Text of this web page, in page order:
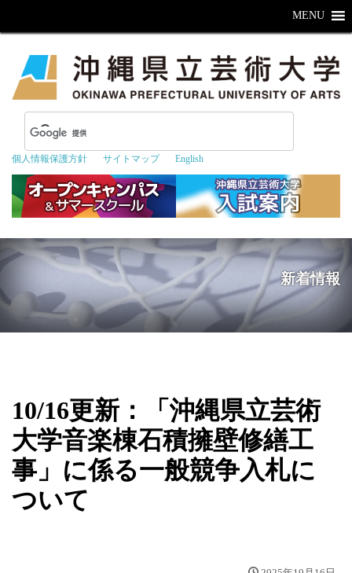
個人情報保護方針 サイトマップ English
MENU
新着情報
10/16更新：「沖縄県立芸術
大学音楽棟石積擁壁修繕工
事」に係る一般競争入札に
ついて